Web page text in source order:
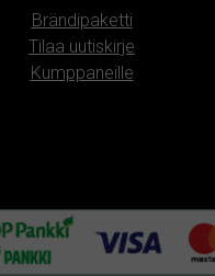
Brändipaketti
Tilaa uutiskirje
Kumppaneille